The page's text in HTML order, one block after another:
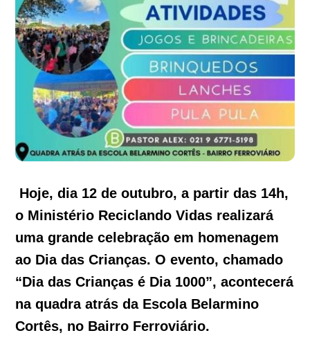
Hoje, dia 12 de outubro, a partir das 14h,
o Ministério Reciclando Vidas realizará
uma grande celebração em homenagem
ao Dia das Crianças. O evento, chamado
“Dia das Crianças é Dia 1000”, acontecerá
na quadra atrás da Escola Belarmino
Cortês, no Bairro Ferroviário.